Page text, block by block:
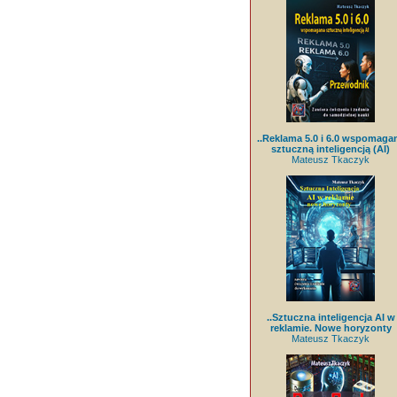
..Reklama 5.0 i 6.0
sztuczną inteligencją (AI)
Mateusz Tkaczyk
..Sztuczna inteligencja AI w
reklamie. Nowe horyzonty
Mateusz Tkaczyk